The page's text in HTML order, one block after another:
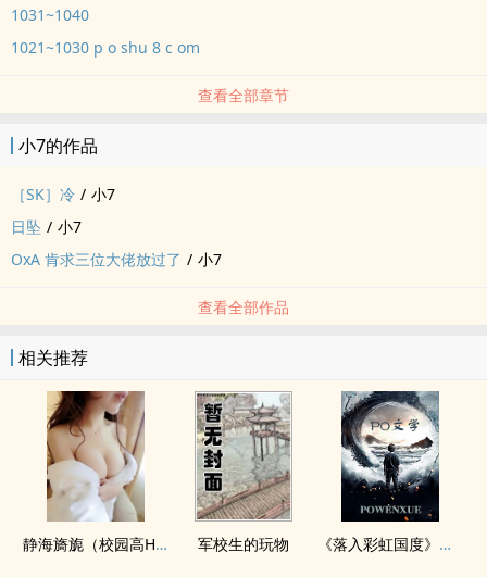
1031~1040
1021~1030 p o shu 8 c om
查看全部章节
小7的作品
［SK］冷 / 小7
日坠 / 小7
OxA 肯求三位大佬放过了 / 小7
查看全部作品
相关推荐
静海旖旎（校园高H） 军校生的玩物 《落入彩虹国度》穿越+西幻+言情